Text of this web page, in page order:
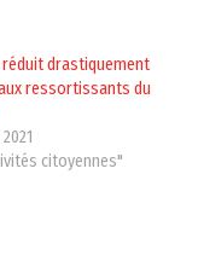
réduit drastiquement
ressortissants du
citoyennes"